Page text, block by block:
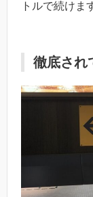
トルで続けま
徹底され